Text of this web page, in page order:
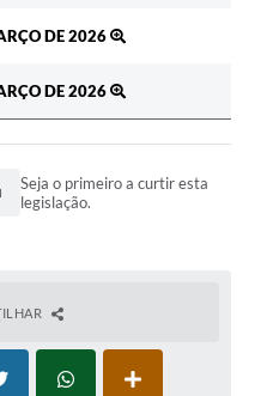
DE 2026
DE 2026
Seja o primeiro a curtir esta
legislação.